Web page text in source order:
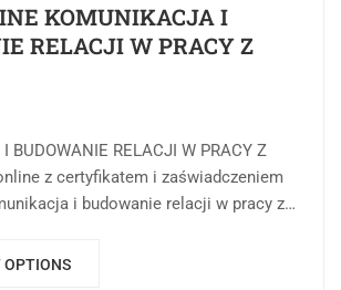
KOMUNIKACJA I
RELACJI W PRACY Z
BUDOWANIE RELACJI W PRACY Z
z certyfikatem i zaświadczeniem
i budowanie relacji w pracy z
OPTIONS